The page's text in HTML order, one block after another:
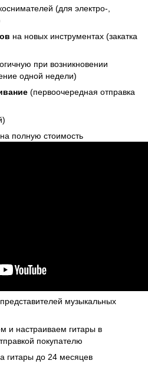
(для электро-,
на новых инструментах (закатка
при возникновении
одной недели)
(первоочередная отправка
на полную стоимость
музыкальных
и настраиваем гитары в
покупателю
гитары до 24 месяцев